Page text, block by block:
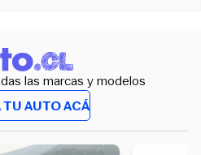
las marcas y modelos
AUTO ACÁ